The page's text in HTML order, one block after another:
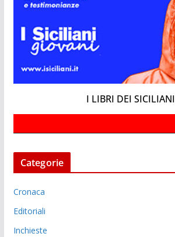
I LIBRI DEI SICILIANI
Categorie
Cronaca
Editoriali
Inchieste